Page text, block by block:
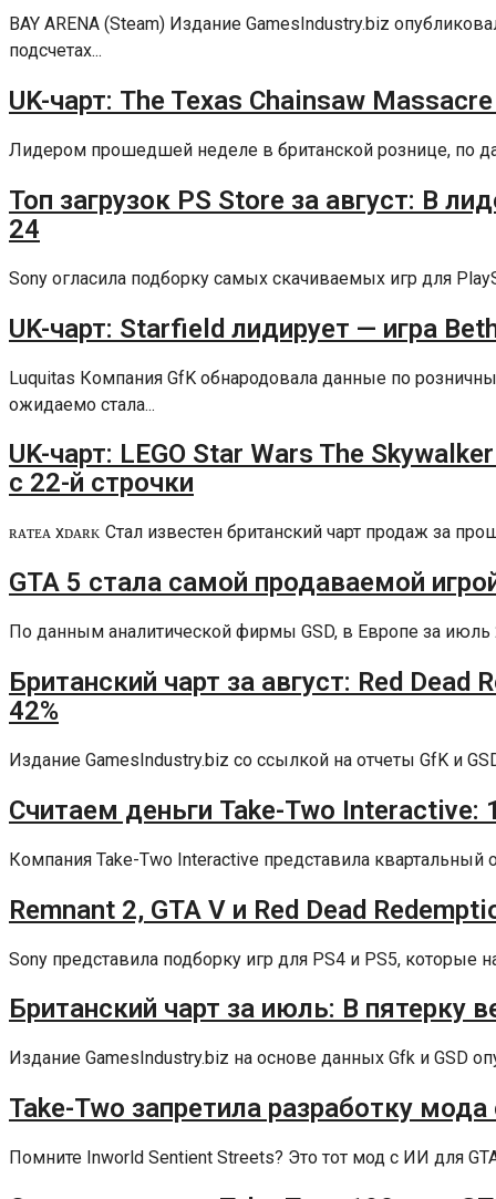
BAY ARENA (Steam) Издание GamesIndustry.biz
подсчетах...
UK-чарт: The Texas Chainsaw
Лидером прошедшей неделе в британской рознице, по
Топ загрузок PS Store за август: В
24
Sony огласила подборку самых скачиваемых игр для
UK-чарт: Starfield лидирует — игра
Luquitas Компания GfK обнародовала данные по
ожидаемо стала...
UK-чарт: LEGO Star Wars The
с 22-й строчки
ʀᴀᴛᴇᴀ xᴅᴀʀᴋ Стал известен британский чарт продаж за
GTA 5 стала самой продаваемой
По данным аналитической фирмы GSD, в Европе за июль
Британский чарт за август: Red
42%
Издание GamesIndustry.biz со ссылкой на отчеты GfK и
Считаем деньги Take-Two
Компания Take-Two Interactive представила квартальный
Remnant 2, GTA V и Red Dead
Sony представила подборку игр для PS4 и PS5, которые
Британский чарт за июль: В пятерку
Издание GamesIndustry.biz на основе данных Gfk и GSD
Take-Two запретила разработку
Помните Inworld Sentient Streets? Это тот мод с ИИ для